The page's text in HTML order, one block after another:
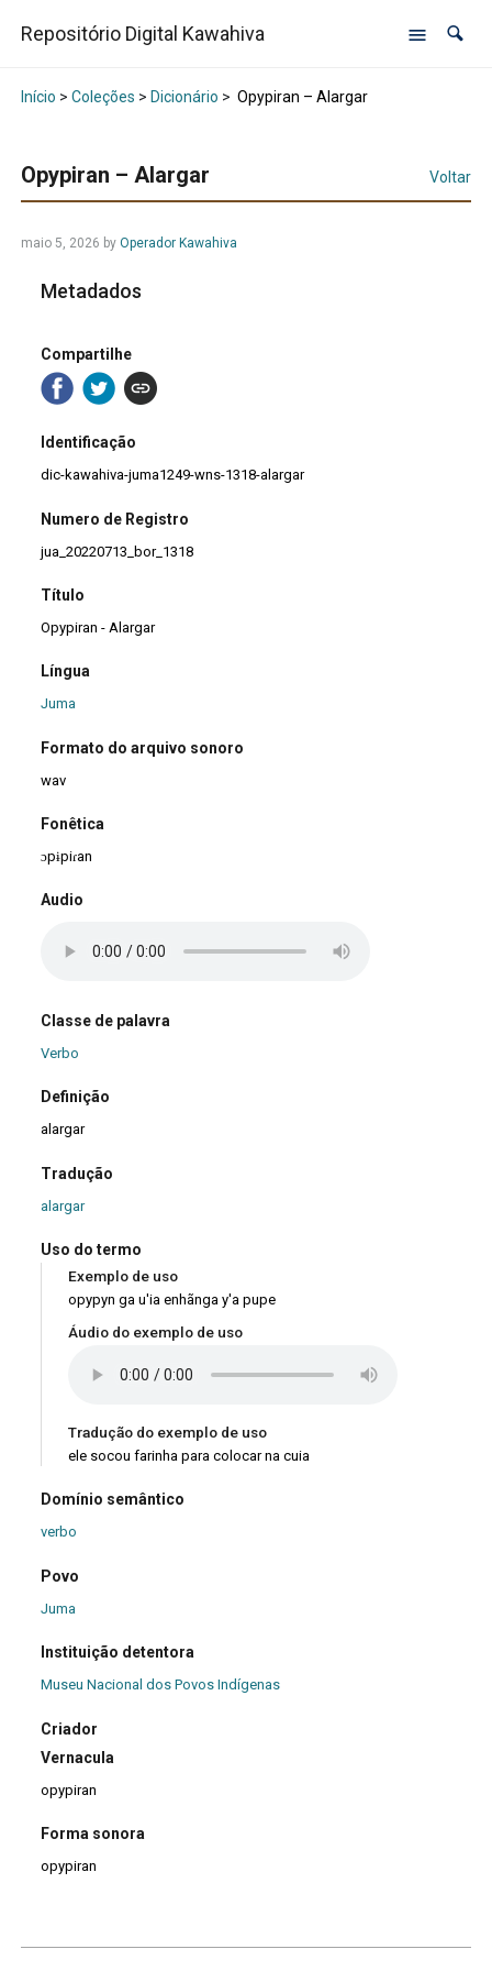
Repositório Digital Kawahiva
Início > Coleções > Dicionário > Opypiran – Alargar
Opypiran – Alargar Voltar
maio 5, 2026 by Operador Kawahiva
Metadados
Compartilhe
Identificação
dic-kawahiva-juma1249-wns-1318-alargar
Numero de Registro
jua_20220713_bor_1318
Título
Opypiran - Alargar
Língua
Juma
Formato do arquivo sonoro
wav
Fonêtica
ɔpɨpiɾan
Audio
Classe de palavra
Verbo
Definição
alargar
Tradução
alargar
Uso do termo
Exemplo de uso
opypyn ga u'ia enhãnga y'a pupe
Áudio do exemplo de uso
Tradução do exemplo de uso
ele socou farinha para colocar na cuia
Domínio semântico
verbo
Povo
Juma
Instituição detentora
Museu Nacional dos Povos Indígenas
Criador
Vernacula
opypiran
Forma sonora
opypiran